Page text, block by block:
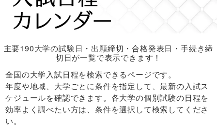
主要190大学の試験日・出願締切・合格発表日・手続き締
切日が一覧で表示できます！
全国の大学入試日程を検索できるページです。
年度や地域、大学ごとに条件を指定して、最新の入試ス
ケジュールを確認できます。各大学の個別試験の日程を
効率よく調べたい方は、条件を選択して検索してくださ
い。